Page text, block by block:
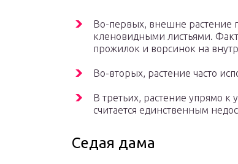
Во-первых, внешне растение
кленовидными листьями.
прожилок и ворсинок на
Во-вторых, растение часто
В третьих, растение упрямо
считается единственным
Седая дама